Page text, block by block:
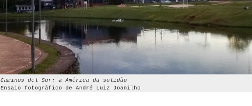
Caminos del Sur: a América da solidão
Ensaio fotográfico de André Luiz Joanilho